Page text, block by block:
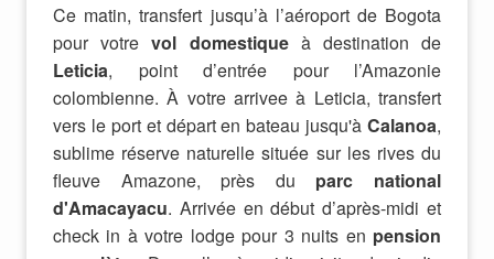
Ce matin, transfert jusqu’à l’aéroport de Bogota
pour votrevol domestiqueà destination de
Leticia, point d’entrée pour l’Amazonie
colombienne.À votre arrivee à Leticia, transfert
vers le port et départ en bateau jusqu'à Calanoa,
sublime réserve naturelle située sur les rives du
fleuve Amazone, près du parc national
d'Amacayacu. Arrivée en début d’après-midi et
check in à votre lodge pour 3 nuits en pension